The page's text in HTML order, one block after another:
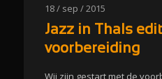
18 / sep / 2015
Jazz in Thals
voorbereiding
Wij zijn gestart met de